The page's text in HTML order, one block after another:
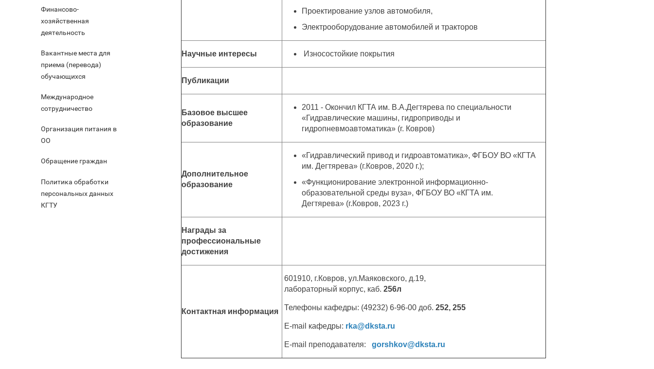
Финансово-
хозяйственная
деятельность
Вакантные места для
приема (перевода)
обучающихся
Международное
сотрудничество
Организация питания в
ОО
Обращение граждан
Политика обработки
персональных данных
КГТУ
Проектирование узлов автомобиля,
Электрооборудование автомобилей и тракторов
Научные интересы Износостойкие покрытия
Публикации
Базовое высшее
образование
2011 - Окончил КГТА им. В.А.Дегтярева по специальности
«Гидравлические машины, гидроприводы и
гидропневмоавтоматика» (г. Ковров)
Дополнительное
образование
«Гидравлический привод и гидроавтоматика», ФГБОУ ВО «КГТА
им. Дегтярева» (г.Ковров, 2020 г.);
«Функционирование электронной информационно-
образовательной среды вуза», ФГБОУ ВО «КГТА им.
Дегтярева» (г.Ковров, 2023 г.)
Награды за
профессиональные
достижения
Контактная информация
601910, г.Ковров, ул.Маяковского, д.19,
лабораторный корпус, каб. 256л
Телефоны кафедры: (49232) 6-96-00 доб. 252, 255
E-mail кафедры: rka@dksta.ru
E-mail преподавателя: gorshkov@dksta.ru